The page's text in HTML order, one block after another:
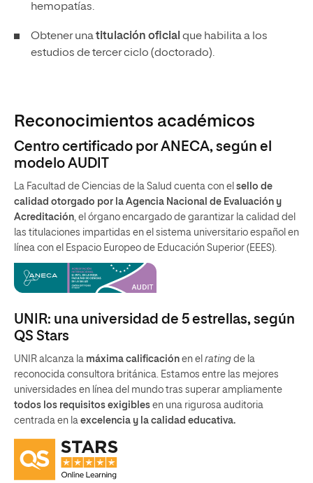
hemopatías.
Obtener unatitulación oficial que habilita a los
estudios de tercer ciclo (doctorado).
Reconocimientos académicos
Centro certificado por ANECA, según el
modelo AUDIT
La Facultad de Ciencias de la Salud cuenta con el sello de
calidad otorgado por la Agencia Nacional de Evaluación y
Acreditación, el órgano encargado de garantizar la calidad del
las titulaciones impartidas en el sistema universitario español en
línea con el Espacio Europeo de Educación Superior (EEES).
UNIR: una universidad de 5 estrellas, según
QS Stars
UNIR alcanza la máxima calificación en el rating de la
reconocida consultora británica. Estamos entre las mejores
universidades en línea del mundo tras superar ampliamente
todos los requisitos exigibles en una rigurosa auditoria
centrada en la excelencia y la calidad educativa.